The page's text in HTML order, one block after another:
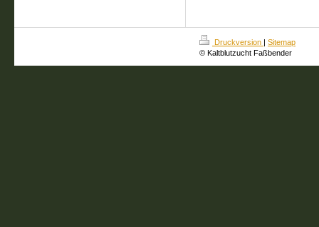
Druckversion
Sitemap
© Kaltblutzucht Faßbender